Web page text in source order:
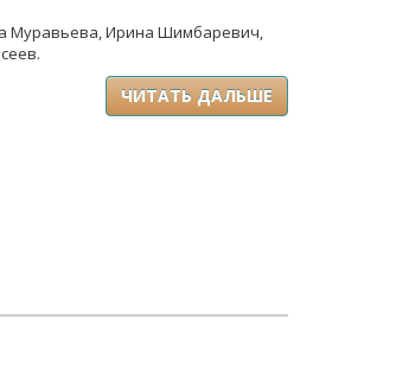
Муравьева, Ирина Шимбаревич,
ЧИТАТЬ ДАЛЬШЕ